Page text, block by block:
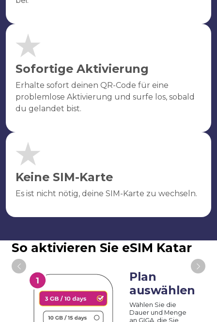
Sofortige Aktivierung
Erhalte sofort deinen QR-Code für eine
problemlose Aktivierung und surfe los, sobald
du gelandet bist.
Keine SIM-Karte
Es ist nicht nötig, deine SIM-Karte zu wechseln.
So aktivieren Sie eSIM Katar
Plan
auswählen
Wählen Sie die
Dauer und Menge
an GIGA, die Sie